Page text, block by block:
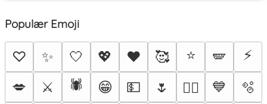
Populær Emoji
♡ ✨ 🤍 💖 ♥️ 🥰 ⭐ 🪽
⚡
💋
⚔️ 🕷️ 😁 💵 🌷 ❤️‍🔥 💙
🫧